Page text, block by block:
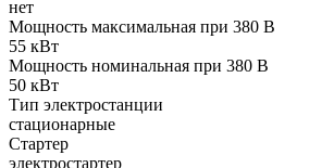
нет
Мощность максимальная при 380 В
55 кВт
Мощность номинальная при 380 В
50 кВт
Тип электростанции
стационарные
Стартер
электростартер